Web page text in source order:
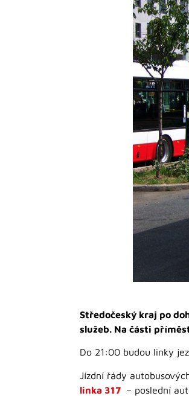
Středočeský kraj po
služeb. Na části
Do 21:00 budou linky
Jízdní řády
linka 317 – poslední